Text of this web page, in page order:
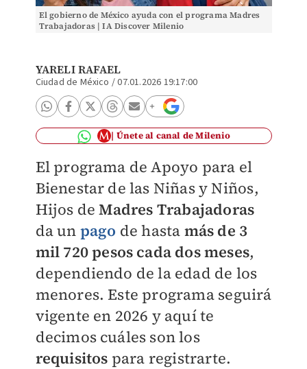
El gobierno de México ayuda con el programa Madres
Trabajadoras | IA Discover Milenio
YARELI RAFAEL
Ciudad de México /07.01.2026 19:17:00
Únete al canal de Milenio
El programa de Apoyo para el
Bienestar de las Niñas y Niños,
Hijos deMadres Trabajadoras
da un pago de hasta más de 3
mil 720 pesos cada dos meses,
dependiendo de la edad de los
menores. Este programa seguirá
vigente en 2026 y aquí te
decimos cuáles son los
requisitos para registrarte.